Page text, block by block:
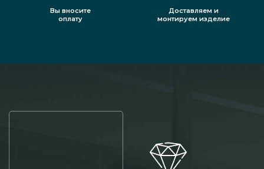
Вы вносите
оплату
Доставляем и
монтируем изделие